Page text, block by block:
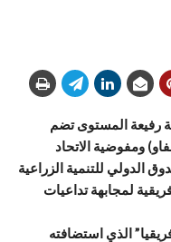
رفيعة المستوى تضم
ومفوضية الاتحاد
الدولي للتنمية الزراعية
لمجابهة تداعيات
الذي استضافته